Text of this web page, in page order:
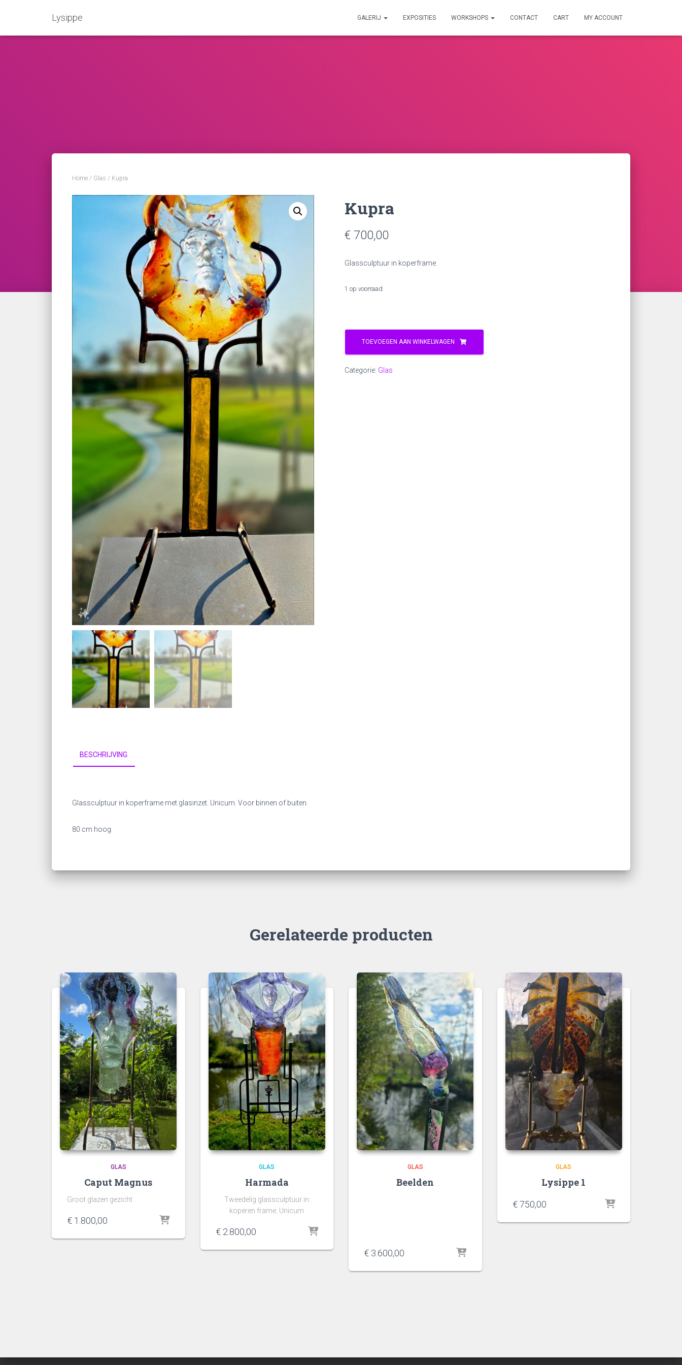
Lysippe GALERIJ EXPOSITIES WORKSHOPS CONTACT CART MY ACCOUNT
Home / Glas / Kupra
Kupra
€ 700,00
Glassculptuur in koperframe.
1 op voorraad
Kupra
hoeveelheid
TOEVOEGEN AAN WINKELWAGEN
Categorie: Glas
BESCHRIJVING
Glassculptuur in koperframe met glasinzet. Unicum. Voor binnen of buiten.
80 cm hoog.
Gerelateerde producten
GLAS
Caput Magnus
Groot glazen gezicht
€ 1.800,00
GLAS
Harmada
Tweedelig glassculptuur in
koperen frame. Unicum
€2.800,00
GLAS
Beelden
€ 3.600,00
GLAS
Lysippe 1
€750,00